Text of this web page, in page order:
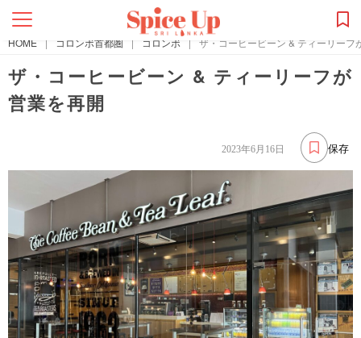
HOME | コロンボ首都圏 | コロンボ | ザ・コーヒービーン & ティーリーフ
ザ・コーヒービーン & ティーリーフが
営業を再開
保存
2023年6月16日